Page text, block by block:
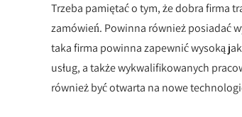
Trzeba pamiętać o tym, że dobra firma
zamówień. Powinna również posiadać
taka firma powinna zapewnić wysoką
usług, a także wykwalifikowanych
również być otwarta na nowe